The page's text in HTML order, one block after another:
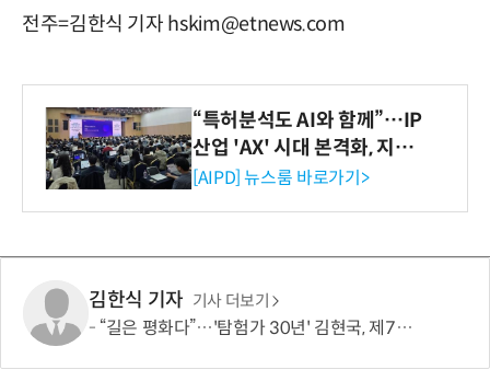
전주=김한식 기자 hskim@etnews.com
“특허분석도 AI와 함께”…IP
산업 'AX' 시대 본격화, 지식
재산처 1호 AI IP데이터분석
[AIPD] 뉴스룸 바로가기>
김한식 기자 기사 더보기
“길은 평화다”…'탐험가 30년' 김현국, 제7차 유라시아 대륙횡단 나선다